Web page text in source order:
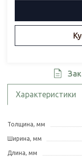
Характеристики
Толщина, мм
Ширина, мм
Длина, мм